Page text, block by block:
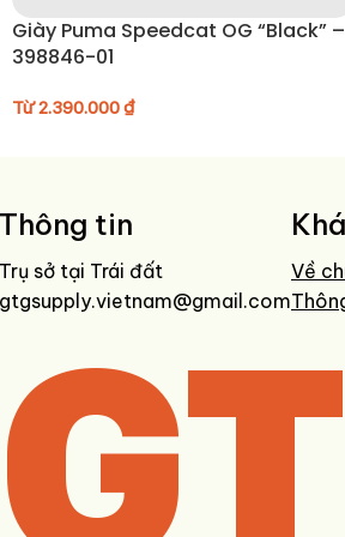
Giày Puma Speedcat OG “Black” –
398846-01
Từ2.390.000₫
Thông tin
Trụ sở tại Trái đất
gtgsupply.vietnam@gmail.com
Về